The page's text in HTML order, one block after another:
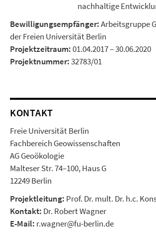
nachhaltige
Bewilligungsempfänger:Arbeitsgruppe
der Freien Universität Berlin
Projektzeitraum:01.04.2017 – 30.06.2020
Projektnummer:32783/01
KONTAKT
Freie Universität Berlin
Fachbereich Geowissenschaften
AG Geoökologie
Malteser Str. 74–100, Haus G
12249 Berlin
Projektleitung: Prof. Dr. mult. Dr. h.c.
Kontakt: Dr. Robert Wagner
E-Mail: r.wagner@fu-berlin.de